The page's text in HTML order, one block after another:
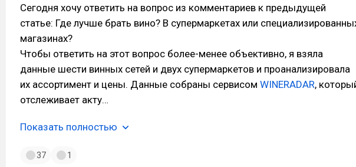
Сегодня хочу ответить на вопрос из комментариев к предыдущей
статье: Где лучше брать вино? В супермаркетах или
магазинах?
Чтобы ответить на этот вопрос более-менее объективно, я взяла
данные шести винных сетей и двух супермаркетов и проанализировала
их ассортимент и цены. Данные собраны сервисом WINERADAR,
отслеживает акту…
Показать полностью
37 1